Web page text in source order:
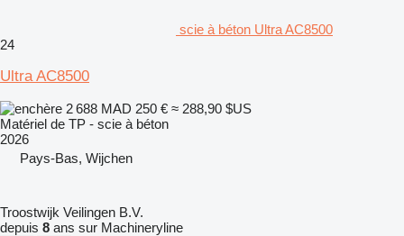
scie à béton Ultra AC8500
24
Ultra AC8500
2 688 MAD 250 € ≈ 288,90 $US
Matériel de TP - scie à béton
2026
Pays-Bas, Wijchen
Troostwijk Veilingen B.V.
depuis 8 ans sur Machineryline